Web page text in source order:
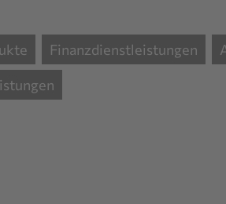
Finanzdienstleistungen